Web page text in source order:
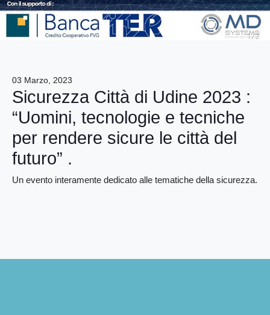
03 Marzo, 2023
Sicurezza Città di Udine 2023 :
“Uomini, tecnologie e tecniche
per rendere sicure le città del
futuro” .
Un evento interamente dedicato alle tematiche della sicurezza.